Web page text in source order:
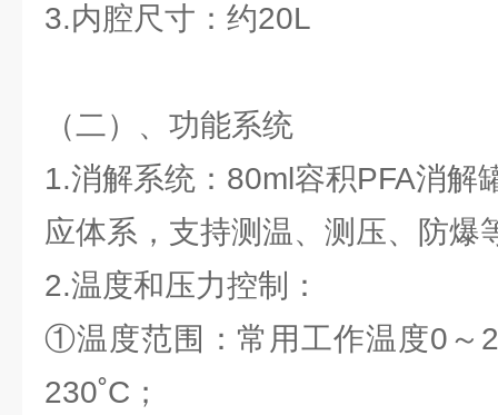
3.内腔尺寸：约20L
（二）、功能系统
1.消解系统：80ml容积PFA消解
应体系，支持测温、测压、防爆
2.温度和压力控制：
①温度范围：常用工作温度0～
230˚C；